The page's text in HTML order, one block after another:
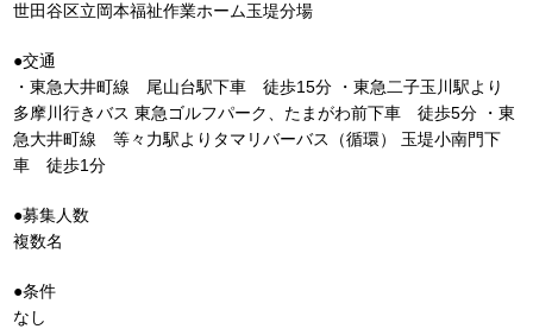
世田谷区立岡本福祉作業ホーム玉堤分場
●交通
・東急大井町線 尾山台駅下車 徒歩15分 ・東急二子玉川駅より
多摩川行きバス 東急ゴルフパーク、たまがわ前下車 徒歩5分 ・東
急大井町線 等々力駅よりタマリバーバス（循環） 玉堤小南門下
車 徒歩1分
●募集人数
複数名
●条件
なし